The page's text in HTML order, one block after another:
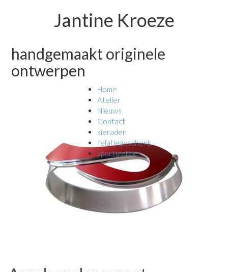
Jantine Kroeze
handgemaakt originele
ontwerpen
Home
Atelier
Nieuws
Contact
sieraden
relatiegeschenk
sporttrofee